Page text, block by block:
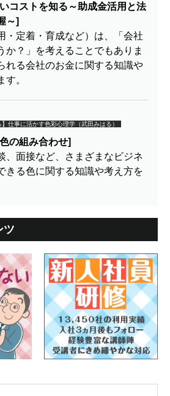
コストを知る～助成金活用と法
～]
・定着・育成など）は、「会社
か？」を考えることでもありま
れる会社のお金に関する知識や
。
】仕事に活かす色彩心理学（武田みはる）
の組み合わせ]
、面接など、さまざまなビジネ
きる色に関する知識や考え方を
ツ